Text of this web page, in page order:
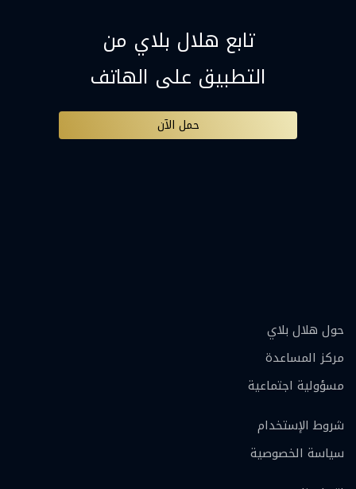
تابع هلال بلاي من
التطبيق على الهاتف
حمل الآن
حول هلال بلاي
مركز المساعدة
مسؤولية اجتماعية
شروط الإستخدام
سياسة الخصوصية